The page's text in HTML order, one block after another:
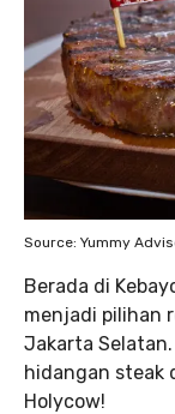
Source: Yummy
Berada di
menjadi pilihan
Jakarta
hidangan steak
Holycow!